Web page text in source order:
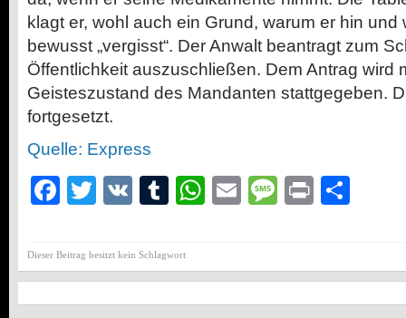
klagt er, wohl auch ein Grund, warum er hin
bewusst „vergisst“. Der Anwalt beantragt zum
Öffentlichkeit auszuschließen. Dem Antrag wird
Geisteszustand des Mandanten stattgegeben.
fortgesetzt.
Quelle: Express
Facebook
Twitter
VK Tumblr
WhatsApp
EmailMessage
Print
Dieser Beitrag besitzt kein Schlagwort